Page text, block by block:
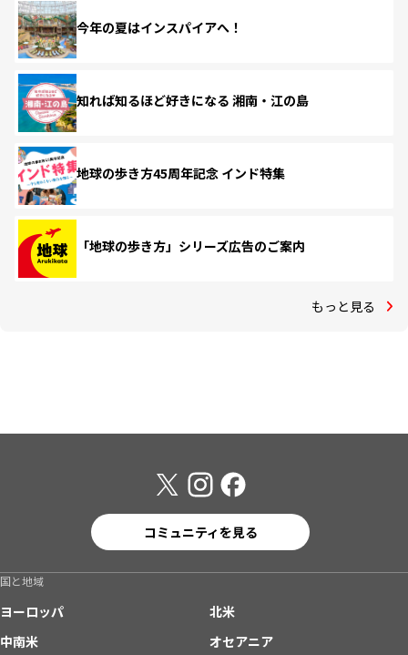
今年の夏はインスパイアへ！
知れば知るほど好きになる 湘南・江の島
地球の歩き方45周年記念 インド特集
「地球の歩き方」シリーズ広告のご案内
もっと見る
コミュニティを見る
国と地域
ヨーロッパ
北米
中南米
オセアニア